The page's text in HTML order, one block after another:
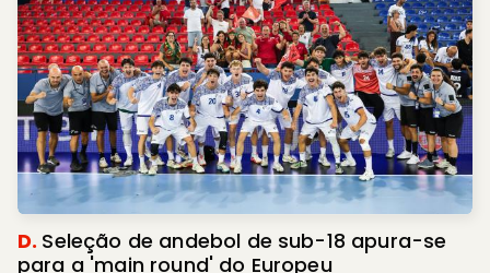
D. Seleção de andebol de sub-18 apura-se
para a 'main round' do Europeu